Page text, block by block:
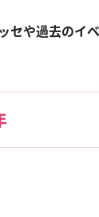
セや過去のイ